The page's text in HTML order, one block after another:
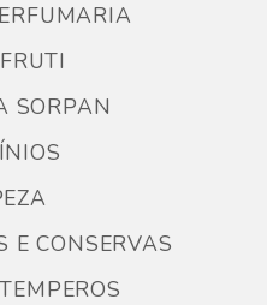
SORPAN
E CONSERVAS